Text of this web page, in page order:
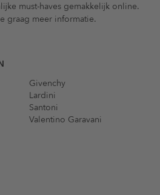
must-haves gemakkelijk online.
graag meer informatie.
Givenchy
Lardini
Santoni
Valentino Garavani